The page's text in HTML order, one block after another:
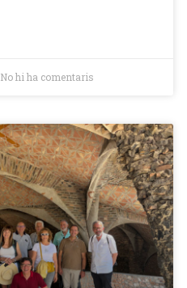
No hi ha comentaris